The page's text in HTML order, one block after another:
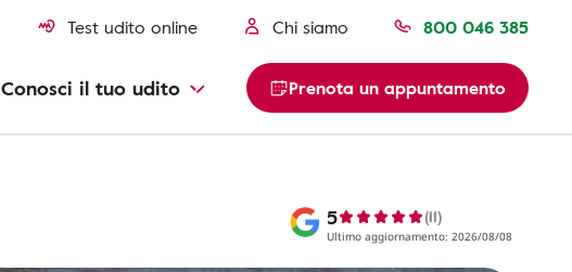
Test udito online Chi siamo 800 046 385
Conosci il tuo udito Prenota un appuntamento
5 (11)
Ultimo aggiornamento: 2026/08/08